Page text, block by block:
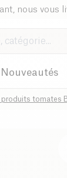
nous vous
Nouveautés
produits tomates